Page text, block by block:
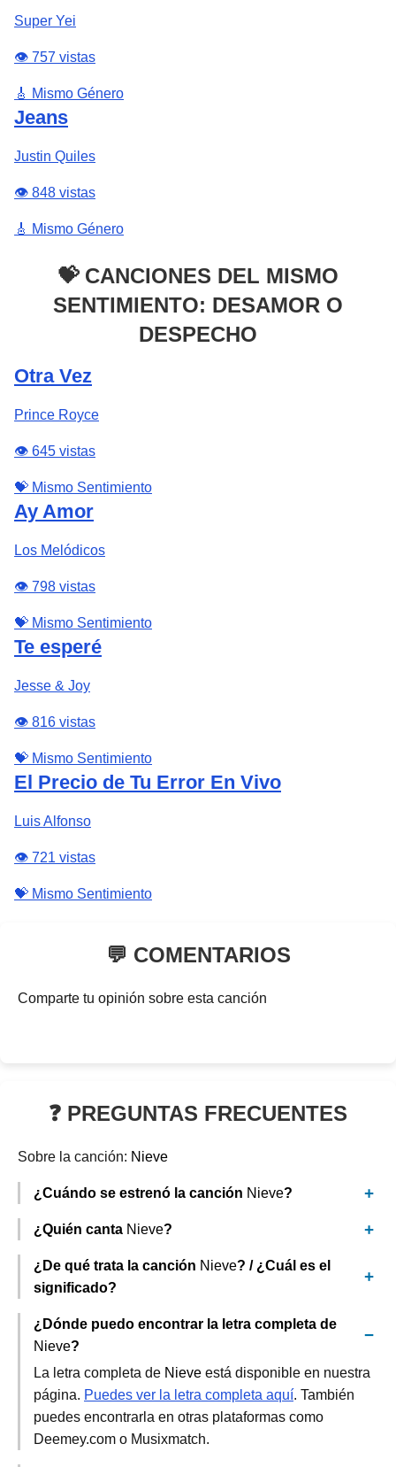
Super Yei
👁️ 757 vistas
🎸 Mismo Género
Jeans
Justin Quiles
👁️ 848 vistas
🎸 Mismo Género
💝 CANCIONES DEL MISMO
SENTIMIENTO: DESAMOR O
DESPECHO
Otra Vez
Prince Royce
👁️ 645 vistas
💝 Mismo Sentimiento
Ay Amor
Los Melódicos
👁️ 798 vistas
💝 Mismo Sentimiento
Te esperé
Jesse & Joy
👁️ 816 vistas
💝 Mismo Sentimiento
El Precio de Tu Error En Vivo
Luis Alfonso
👁️ 721 vistas
💝 Mismo Sentimiento
💬 COMENTARIOS
Comparte tu opinión sobre esta canción
❓ PREGUNTAS FRECUENTES
Sobre la canción: Nieve
¿Cuándo se estrenó la canción Nieve?
¿Quién canta Nieve?
¿De qué trata la canción Nieve? / ¿Cuál es el
significado?
¿Dónde puedo encontrar la letra completa de
Nieve?
La letra completa de Nieve está disponible en nuestra
página. Puedes ver la letra completa aquí. También
puedes encontrarla en otras plataformas como
Deemey.com o Musixmatch.